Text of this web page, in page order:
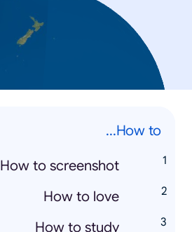
How to...
How to screenshot
How to love
How to study